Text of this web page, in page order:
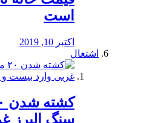
است
اکتبر 10, 2019
اشتغال
سنگ البرز